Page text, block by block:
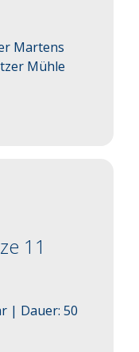
Martens
Mühle
11
| Dauer: 50